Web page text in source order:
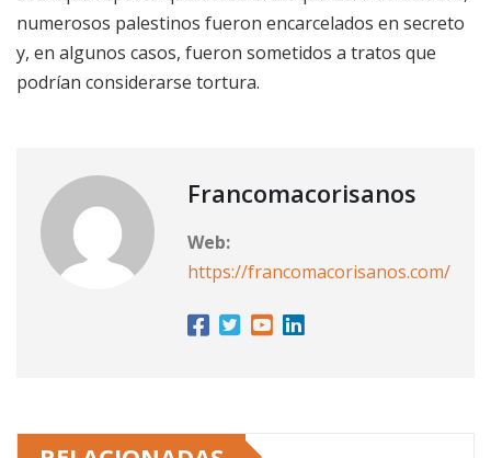
numerosos palestinos fueron encarcelados en secreto
y, en algunos casos, fueron sometidos a tratos que
podrían considerarse tortura.
Francomacorisanos
Web:
https://francomacorisanos.com/